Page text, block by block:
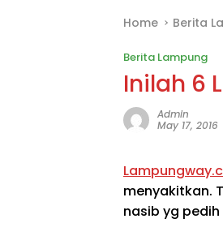
Home Berita
Berita Lampung
Inilah 6
Admin
May 17, 2016
menyakitkan.
nasib yg